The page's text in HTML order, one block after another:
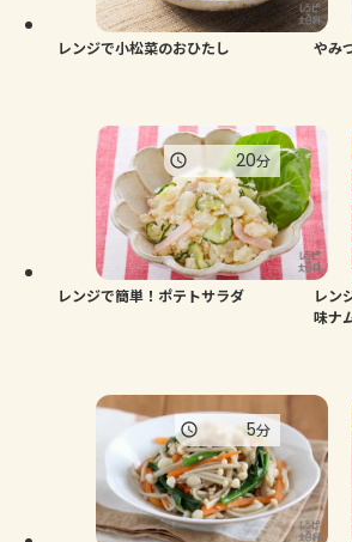
レンジで小松菜のおひたし やみ
レンジで簡単！ポテトサラダ
20分
レン
味ナ
5分